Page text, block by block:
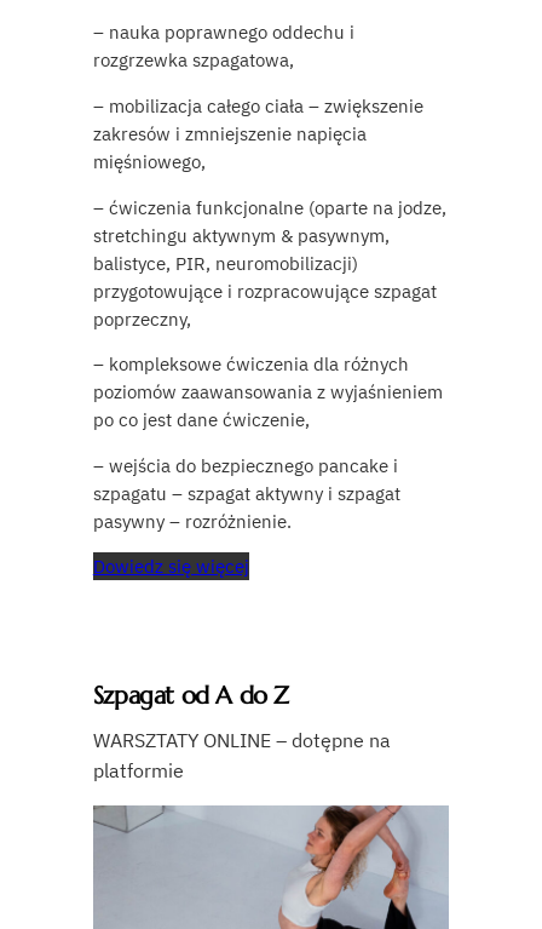
– nauka poprawnego oddechu i
rozgrzewka szpagatowa,
– mobilizacja całego ciała – zwiększenie
zakresów i zmniejszenie napięcia
mięśniowego,
– ćwiczenia funkcjonalne (oparte na jodze,
stretchingu aktywnym & pasywnym,
balistyce, PIR, neuromobilizacji)
przygotowujące i rozpracowujące szpagat
poprzeczny,
– kompleksowe ćwiczenia dla różnych
poziomów zaawansowania z wyjaśnieniem
po co jest dane ćwiczenie,
– wejścia do bezpiecznego pancake i
szpagatu – szpagat aktywny i szpagat
pasywny – rozróżnienie.
Dowiedz się więcej
Szpagat od A do Z
WARSZTATY ONLINE – dotępne na
platformie